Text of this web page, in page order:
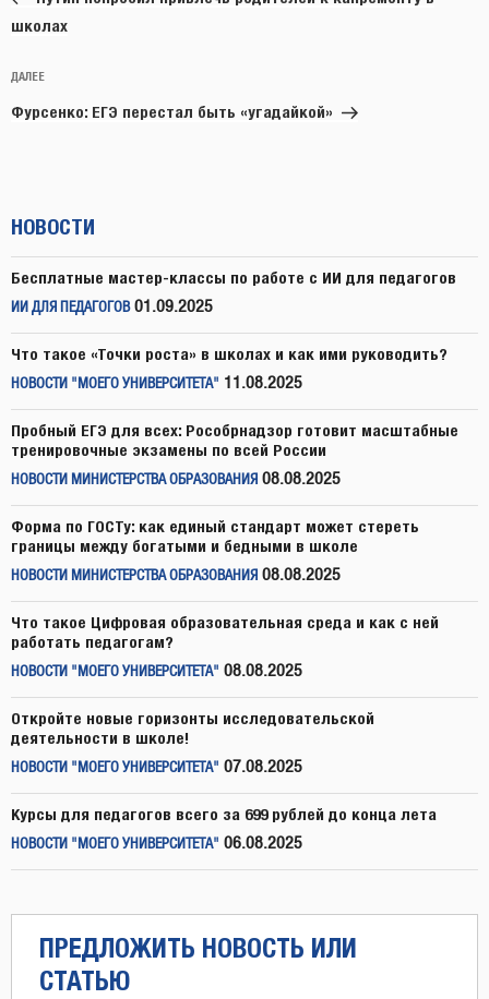
школах
Следующая
запись
ДАЛЕЕ
Фурсенко: ЕГЭ перестал быть «угадайкой»
НОВОСТИ
Бесплатные мастер-классы по работе с ИИ для педагогов
ИИ ДЛЯ ПЕДАГОГОВ 01.09.2025
Что такое «Точки роста» в школах и как ими руководить?
НОВОСТИ "МОЕГО УНИВЕРСИТЕТА" 11.08.2025
Пробный ЕГЭ для всех: Рособрнадзор готовит масштабные
тренировочные экзамены по всей России
НОВОСТИ МИНИСТЕРСТВА ОБРАЗОВАНИЯ 08.08.2025
Форма по ГОСТу: как единый стандарт может стереть
границы между богатыми и бедными в школе
НОВОСТИ МИНИСТЕРСТВА ОБРАЗОВАНИЯ 08.08.2025
Что такое Цифровая образовательная среда и как с ней
работать педагогам?
НОВОСТИ "МОЕГО УНИВЕРСИТЕТА" 08.08.2025
Откройте новые горизонты исследовательской
деятельности в школе!
НОВОСТИ "МОЕГО УНИВЕРСИТЕТА" 07.08.2025
Курсы для педагогов всего за 699 рублей до конца лета
НОВОСТИ "МОЕГО УНИВЕРСИТЕТА" 06.08.2025
ПРЕДЛОЖИТЬ НОВОСТЬ ИЛИ
СТАТЬЮ